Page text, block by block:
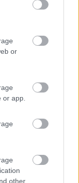
or
app.
other
18:36:36
2024 18:49:28
presa come riferimento